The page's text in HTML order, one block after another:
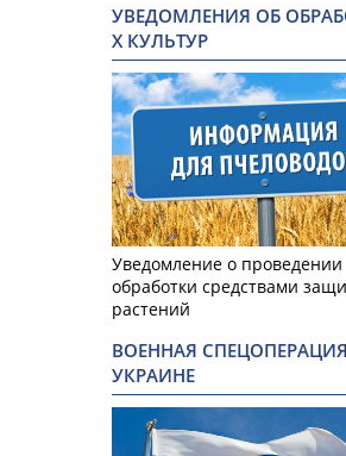
УВЕДОМЛЕНИЯ ОБ
Х КУЛЬТУР
Уведомление о проведении
обработки средствами
растений
ВОЕННАЯ
УКРАИНЕ